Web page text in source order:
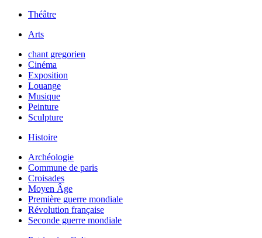
Théâtre
Arts
chant gregorien
Cinéma
Exposition
Louange
Musique
Peinture
Sculpture
Histoire
Archéologie
Commune de paris
Croisades
Moyen Âge
Première guerre mondiale
Révolution française
Seconde guerre mondiale